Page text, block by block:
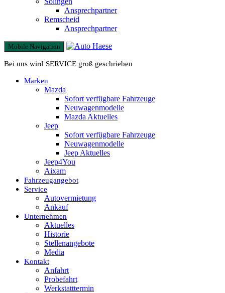
Ansprechpartner
Remscheid
Ansprechpartner
Mobile Navigation
Bei uns wird SERVICE groß geschrieben
Marken
Mazda
Sofort verfügbare Fahrzeuge
Neuwagenmodelle
Mazda Aktuelles
Jeep
Sofort verfügbare Fahrzeuge
Neuwagenmodelle
Jeep Aktuelles
Jeep4You
Aixam
Fahrzeugangebot
Service
Autovermietung
Ankauf
Unternehmen
Aktuelles
Historie
Stellenangebote
Media
Kontakt
Anfahrt
Probefahrt
Werkstatttermin